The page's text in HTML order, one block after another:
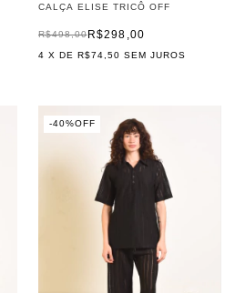
CALÇA ELISE TRICÔ OFF
R$298,00
R$498,00
4 X DE R$74,50 SEM JUROS
-40%OFF